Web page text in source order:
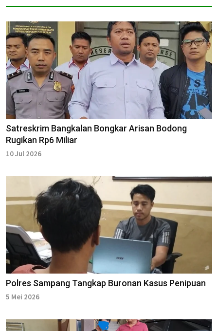
Satreskrim Bangkalan Bongkar Arisan Bodong
Rugikan Rp6 Miliar
10 Jul 2026
Polres Sampang Tangkap Buronan Kasus Penipuan
5 Mei 2026